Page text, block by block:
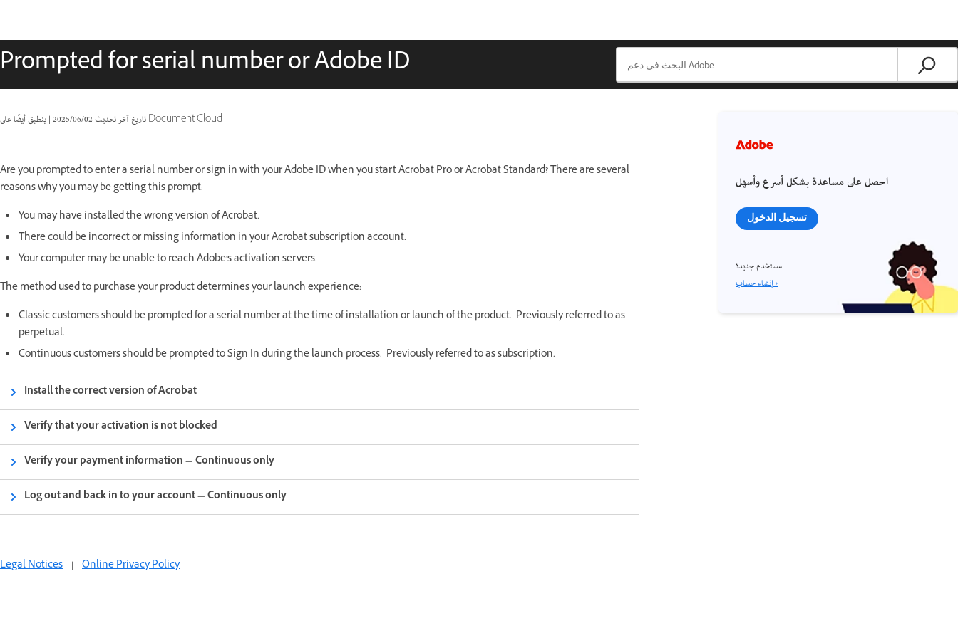
Prompted for serial number or Adobe ID
تاريخ آخر تحديث02‏/06‏/2025
| ينطبق أيضًا على Document Cloud
Are you prompted to enter a serial number or sign in with your Adobe ID when you start Acrobat Pro or Acrobat Standard? There are several
reasons why you may be getting this prompt:
You may have installed the wrong version of Acrobat.
There could be incorrect or missing information in your Acrobat subscription account.
Your computer may be unable to reach Adobe's activation servers.
The method used to purchase your product determines your launch experience:
Classic customers should be prompted for a serial number at the time of installation or launch of the product. Previously referred to as
perpetual.
Continuous customers should be prompted to Sign In during the launch process. Previously referred to as subscription.
Install the correct version of Acrobat
Verify that your activation is not blocked
Verify your payment information — Continuous only
Log out and back in to your account — Continuous only
احصل على مساعدة بشكل أسرع وأسهل
تسجيل الدخول
مستخدم جديد؟
إنشاء حساب ›
Legal Notices | Online Privacy Policy